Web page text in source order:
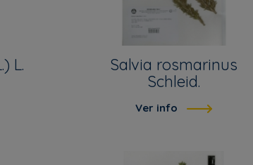
L.
Salvia rosmarinus
Schleid.
Ver info